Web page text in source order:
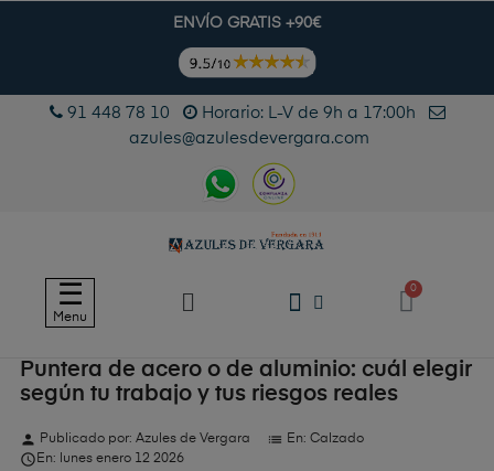
ENVÍO GRATIS +90€
91 448 78 10
Horario: L-V de 9h a 17:00h
azules@azulesdevergara.com
Navegación
de
palanca
☰
Menu
Puntera de acero o de aluminio: cuál elegir
según tu trabajo y tus riesgos reales
person Publicado por: Azules de Vergara list En: Calzado
 En: lunes enero 12 2026